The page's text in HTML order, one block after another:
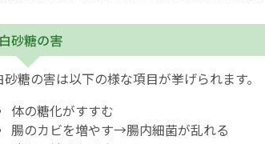
白砂糖の害
砂糖の害は以下の様な項目が挙げられます。
体の糖化がすすむ
腸のカビを増やす→腸内細菌が乱れる